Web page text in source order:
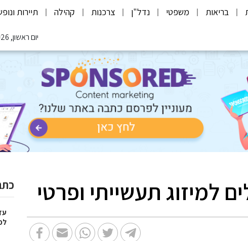
בריאות משפטי נדל"ן צרכנות קהילה תיירות
יום ראשון, 09.08.2026
למיזוג תעשייתי ופרטי